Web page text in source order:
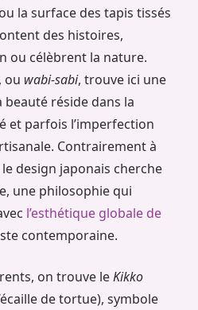
la surface des tapis tissés
des histoires,
ou célèbrent la nature.
ou wabi-sabi, trouve ici une
réside dans la
et parfois l’imperfection
Contrairement à
design japonais cherche
une philosophie qui
l’esthétique globale de
contemporaine.
on trouve leKikko
de tortue), symbole